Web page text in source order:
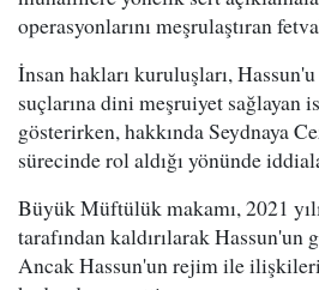
operasyonlarını meşrulaştıran
İnsan hakları kuruluşları,
suçlarına dini meşruiyet sağlayan
gösterirken, hakkında Seydnaya
sürecinde rol aldığı yönünde
Büyük Müftülük makamı, 2021
tarafından kaldırılarak Hassun'un
Ancak Hassun'un rejim ile